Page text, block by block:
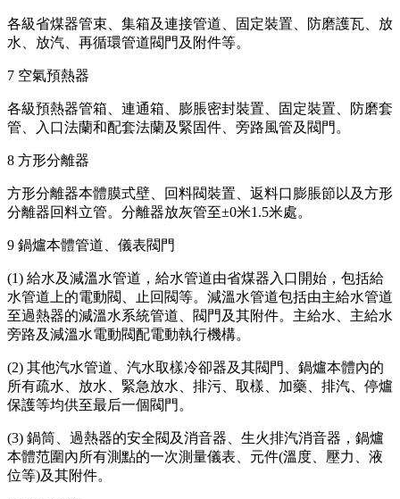
各級省煤器管束、集箱及連接管道、固定裝置、防磨護瓦、放
水、放汽、再循環管道閥門及附件等。
7 空氣預熱器
各級預熱器管箱、連通箱、膨脹密封裝置、固定裝置、防磨套
管、入口法蘭和配套法蘭及緊固件、旁路風管及閥門。
8 方形分離器
方形分離器本體膜式壁、回料閥裝置、返料口膨脹節以及方形
分離器回料立管。分離器放灰管至±0米1.5米處。
9 鍋爐本體管道、儀表閥門
(1) 給水及減溫水管道，給水管道由省煤器入口開始，包括給
水管道上的電動閥、止回閥等。減溫水管道包括由主給水管道
至過熱器的減溫水系統管道、閥門及其附件。主給水、主給水
旁路及減溫水電動閥配電動執行機構。
(2) 其他汽水管道、汽水取樣冷卻器及其閥門、鍋爐本體內的
所有疏水、放水、緊急放水、排污、取樣、加藥、排汽、停爐
保護等均供至最后一個閥門。
(3) 鍋筒、過熱器的安全閥及消音器、生火排汽消音器，鍋爐
本體范圍內所有測點的一次測量儀表、元件(溫度、壓力、液
位等)及其附件。